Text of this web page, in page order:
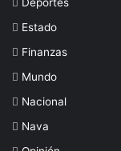
Deportes
Estado
Finanzas
Mundo
Nacional
Nava